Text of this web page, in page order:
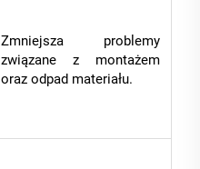
Zmniejsza problemy
związane z montażem
oraz odpad materiału.